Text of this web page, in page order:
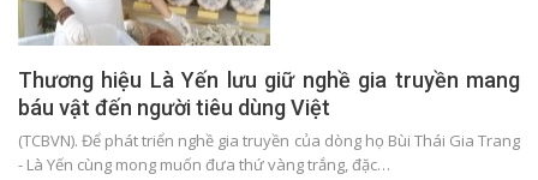
Thương hiệu Là Yến lưu giữ nghề gia truyền mang
báu vật đến người tiêu dùng Việt
(TCBVN). Để phát triển nghề gia truyền của dòng họ Bùi Thái Gia Trang
- Là Yến cùng mong muốn đưa thứ vàng trắng, đặc…